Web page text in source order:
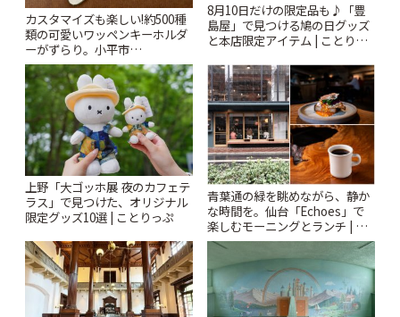
カスタマイズも楽しい!約500種
類の可愛いワッペンキーホルダ
ーがずらり。小平市
「Kimamaya T&K」 | ことりっ
ぷ
8月10日だけの限定品も♪「豊
島屋」で見つける鳩の日グッズ
と本店限定アイテム | ことりっ
上野「大ゴッホ展 夜のカフェテ
ラス」で見つけた、オリジナル
限定グッズ10選 | ことりっぷ
青葉通の緑を眺めながら、静か
な時間を。仙台「Echoes」で
楽しむモーニングとランチ | こ
とりっぷ